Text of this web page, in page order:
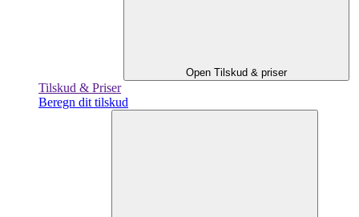
Open Tilskud & priser
Tilskud & Priser
Beregn dit tilskud